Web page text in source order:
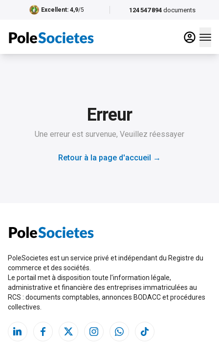
124 547 894 documents
Excellent: 4,9/5
Erreur
Une erreur est survenue, Veuillez réessayer
Retour à la page d'accueil →
PoleSocietes est un service privé et indépendant du Registre du
commerce et des sociétés.
Le portail met à disposition toute l'information légale,
administrative et financière des entreprises immatriculées au
RCS : documents comptables, annonces BODACC et procédures
collectives.